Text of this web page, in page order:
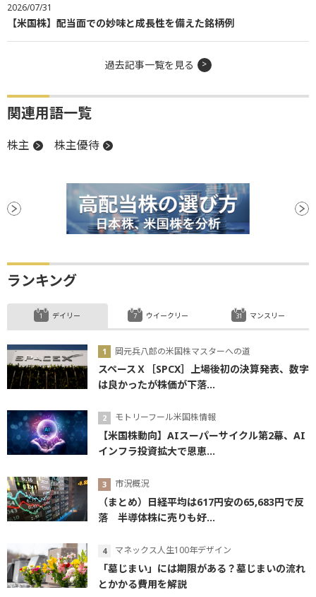
2026/07/31
【米国株】配当面での妙味と成長性を備えた銘柄例
過去記事一覧を見る
関連用語一覧
株主 株主優待
ランキング
デイリー
岡元兵八郎の米国株マスターへの道
スペースＸ［SPCX］上場後初の決算発表、数字
は良かったが株価が下落...
モトリーフール米国株情報
【米国株動向】AIスーパーサイクル第2幕、AI
インフラ投資拡大で恩恵...
市況概況
（まとめ）日経平均は617円安の65,683円で反
落 半導体株に売りも好...
マネックス人生100年デザイン
「墓じまい」には期限がある？墓じまいの流れ
とかかる費用を解説
ウイークリー マンスリー